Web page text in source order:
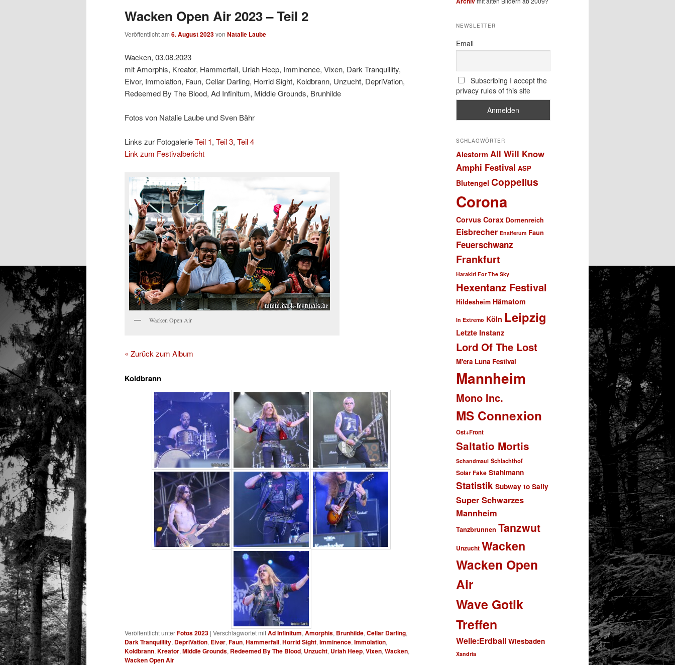
Wacken Open Air 2023 – Teil 2
Veröffentlicht am 6. August 2023von Natalie Laube
Wacken, 03.08.2023
mit Amorphis, Kreator, Hammerfall, Uriah Heep, Imminence, Vixen, Dark Tranquillity,
Eivor, Immolation, Faun, Cellar Darling, Horrid Sight, Koldbrann, Unzucht, DepriVation,
Redeemed By The Blood, Ad Infinitum, Middle Grounds, Brunhilde
Fotos von Natalie Laube und Sven Bähr
Links zur FotogalerieTeil 1, Teil 3, Teil 4
Link zum Festivalbericht
Wacken Open Air
« Zurück zum Album
Koldbrann
Veröffentlicht unterFotos 2023 | Verschlagwortet mitAd Infinitum, Amorphis, Brunhilde, Cellar Darling,
Dark Tranquillity, DepriVation, Eivør, Faun, Hammerfall, Horrid Sight, Imminence, Immolation,
Koldbrann, Kreator, Middle Grounds, Redeemed By The Blood, Unzucht, Uriah Heep, Vixen, Wacken,
Wacken Open Air
NEWSLETTER
Email
Subscribing I accept the
privacy rules of this site
SCHLAGWÖRTER
Alestorm All Will Know
Amphi Festival ASP
Blutengel Coppelius
Corona
Corvus Corax Dornenreich
Eisbrecher Ensiferum Faun
Feuerschwanz
Frankfurt
Harakiri For The Sky
Hexentanz Festival
Hildesheim Hämatom
In Extremo Köln Leipzig
Letzte Instanz
Lord Of The Lost
M'era Luna Festival
Mannheim
Mono Inc.
MS Connexion
Ost+Front
Saltatio Mortis
Schandmaul Schlachthof
Solar Fake Stahlmann
Statistik Subway to Sally
Super Schwarzes
Mannheim
Tanzbrunnen Tanzwut
Unzucht Wacken
Wacken Open
Air
Wave Gotik
Treffen
Welle:Erdball Wiesbaden
Xandria